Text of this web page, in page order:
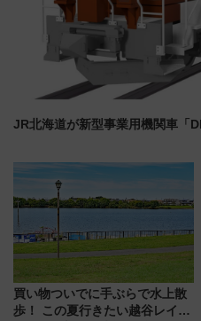
JR北海道が新型事業用機関車「
買い物ついでに手ぶらで水上散
歩！ この夏行きたい越谷レイク